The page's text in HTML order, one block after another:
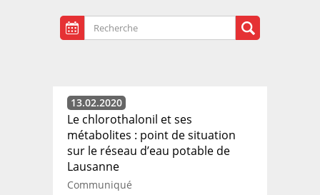
13.02.2020
Le chlorothalonil et ses
métabolites : point de situation
sur le réseau d’eau potable de
Lausanne
Communiqué